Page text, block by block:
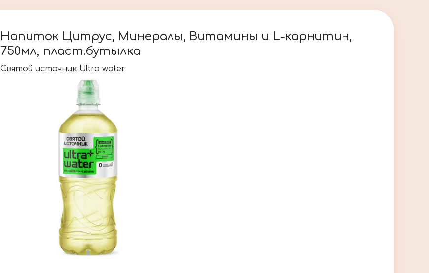
Напиток Цитрус, Минералы, Витамины и L-карнитин,
750мл, пласт.бутылка
Святой источник Ultra water